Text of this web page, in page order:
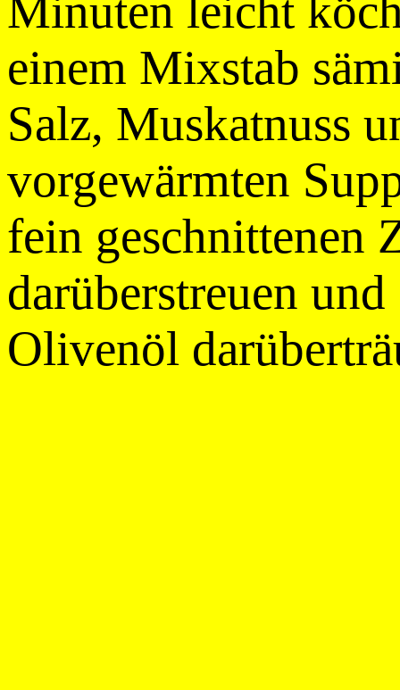
Minuten leicht
einem Mixstab
Salz, Muskatnuss
vorgewärmten
fein geschnittenen
darüberstreuen
Olivenöl